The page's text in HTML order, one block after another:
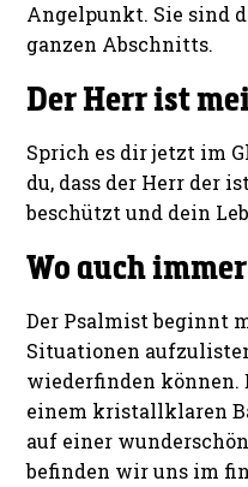
Angelpunkt. Sie sind
ganzen Abschnitts.
Der Herr ist
Sprich es dir jetzt im
du, dass der Herr der
beschützt und dein
Wo auch
Der Psalmist beginnt
Situationen
wiederfinden
einem kristallklaren
auf einer
befinden wir uns im